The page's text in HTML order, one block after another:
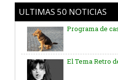
ULTIMAS 50 NOTICIAS
Programa de
El Tema Retro